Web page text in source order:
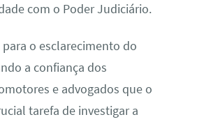
com o Poder Judiciário.
o esclarecimento do
a confiança dos
e advogados que o
tarefa de investigar a